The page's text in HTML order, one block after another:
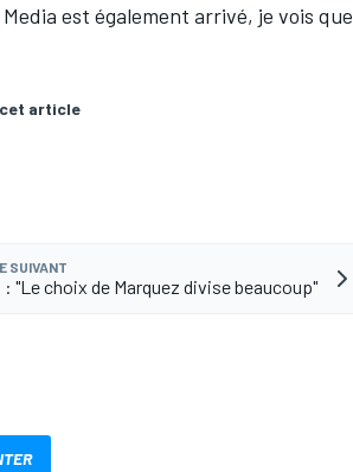
est également arrivé, je vois que
article
SUIVANT
"Le choix de Marquez divise beaucoup"